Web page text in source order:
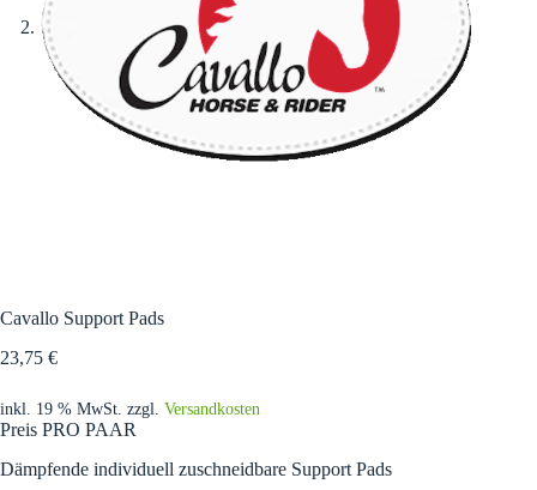
Cavallo Support Pads
23,75 €
inkl. 19 % MwSt. zzgl. Versandkosten
Preis PRO PAAR
Dämpfende individuell zuschneidbare Support Pads